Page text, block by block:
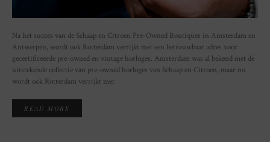
Na het succes van de Schaap en Citroen Pre-Owned Boutiques in Amsterdam en
Antwerpen, wordt ook Rotterdam verrijkt met een betrouwbaar adres voor
gecertificeerde pre-owned en vintage horloges. Amsterdam was al bekend met de
uitstekende collectie van pre-owned horloges van Schaap en Citroen, maar nu
wordt ook Rotterdam verrijkt met
READ MORE